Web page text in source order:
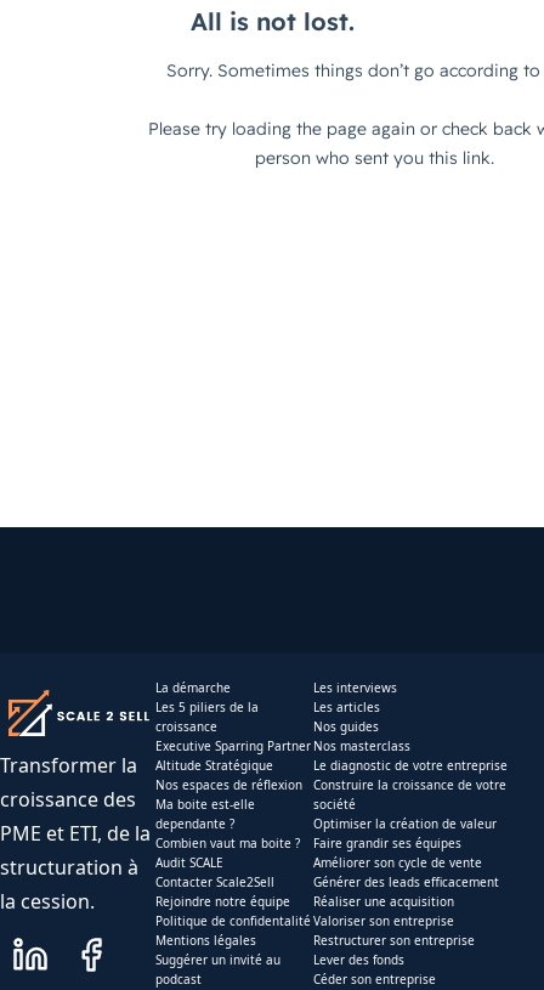
Transformer la
croissance des
PME et ETI, de la
structuration à
la cession.
La démarche
Les 5 piliers de la
croissance
Executive Sparring Partner
Altitude Stratégique
Nos espaces de réflexion
Ma boite est-elle
dependante ?
Combien vaut ma boite ?
Audit SCALE
Contacter Scale2Sell
Rejoindre notre équipe
Politique de confidentalité
Mentions légales
Suggérer un invité au
podcast
Les interviews
Les articles
Nos guides
Nos masterclass
Le diagnostic de votre entreprise
Construire la croissance de votre
société
Optimiser la création de valeur
Faire grandir ses équipes
Améliorer son cycle de vente
Générer des leads efficacement
Réaliser une acquisition
Valoriser son entreprise
Restructurer son entreprise
Lever des fonds
Céder son entreprise